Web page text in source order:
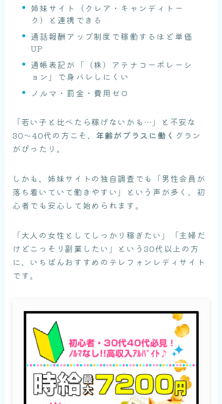
姉妹サイト（クレア・キャンディトー
ク）と連携できる
通話報酬アップ制度で稼働するほど単価
UP
通帳表記が「（株）アテナコーポレーシ
ョン」で身バレしにくい
ノルマ・罰金・費用ゼロ
「若い子と比べたら稼げないかも…」と不安な
30〜40代の方こそ、 年齢がプラスに働く グラン
がぴったり。
しかも、姉妹サイトの独自調査でも「男性会員が
落ち着いていて働きやすい」という声が多く、初
心者でも安心して始められます。
「大人の女性としてしっかり稼ぎたい」「主婦だ
けどこっそり副業したい」という30代以上の方
に、いちばんおすすめのテレフォンレディサイト
です。